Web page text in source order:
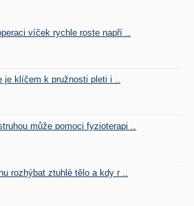
víček rychle roste napří ..
je klíčem k pružnosti pleti i ..
může pomoci fyzioterapi ..
rozhýbat ztuhlé tělo a kdy r ..